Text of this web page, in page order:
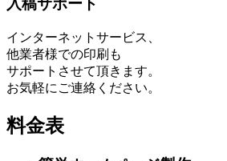
入稿サポート
インターネットサービス、
他業者様での印刷も
サポートさせて頂きます。
お気軽にご連絡ください。
料金表